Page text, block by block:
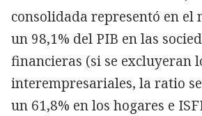
consolidada representó en el
un 98,1% del PIB en las
financieras (si se excluyeran
interempresariales, la ratio
un 61,8% en los hogares e